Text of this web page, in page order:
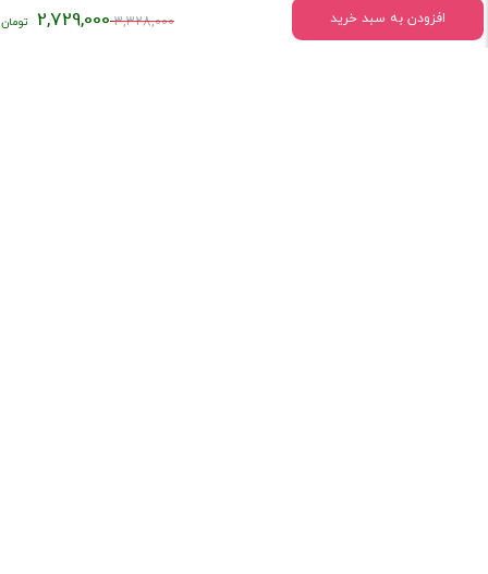
افزودن به سبد خرید 3,328,000قیمت
2,729,000
اطلاعات تماس